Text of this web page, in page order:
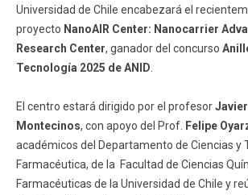
Universidad de Chile encabezará el
proyecto NanoAIR Center: Nanocarrier
Research Center, ganador del concurso
Tecnología 2025 de ANID
El centro estará dirigido por el profesor
Montecinos, con apoyo del Prof. Felipe
académicos del Departamento de Ciencias y
Farmacéutica, de la Facultad de Ciencias
Farmacéuticas de la Universidad de Chile y